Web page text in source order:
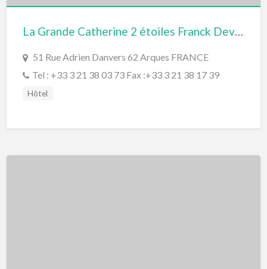
La Grande Catherine 2 étoiles Franck Devincq
51 Rue Adrien Danvers 62 Arques FRANCE
Tel : +33 3 21 38 03 73 Fax :+33 3 21 38 17 39
Hôtel